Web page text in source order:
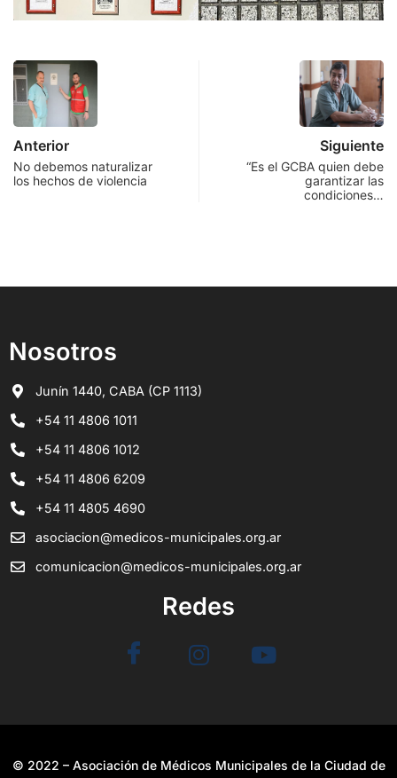
Anterior
No debemos naturalizar
los hechos de violencia
Siguiente
“Es el GCBA quien debe
garantizar las
condiciones…
Nosotros
Junín 1440, CABA (CP 1113)
+54 11 4806 1011
+54 11 4806 1012
+54 11 4806 6209
+54 11 4805 4690
asociacion@medicos-municipales.org.ar
comunicacion@medicos-municipales.org.ar
Redes
© 2022 – Asociación de Médicos Municipales de la Ciudad de